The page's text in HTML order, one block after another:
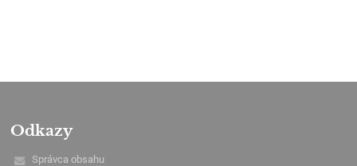
Odkazy
Správca obsahu